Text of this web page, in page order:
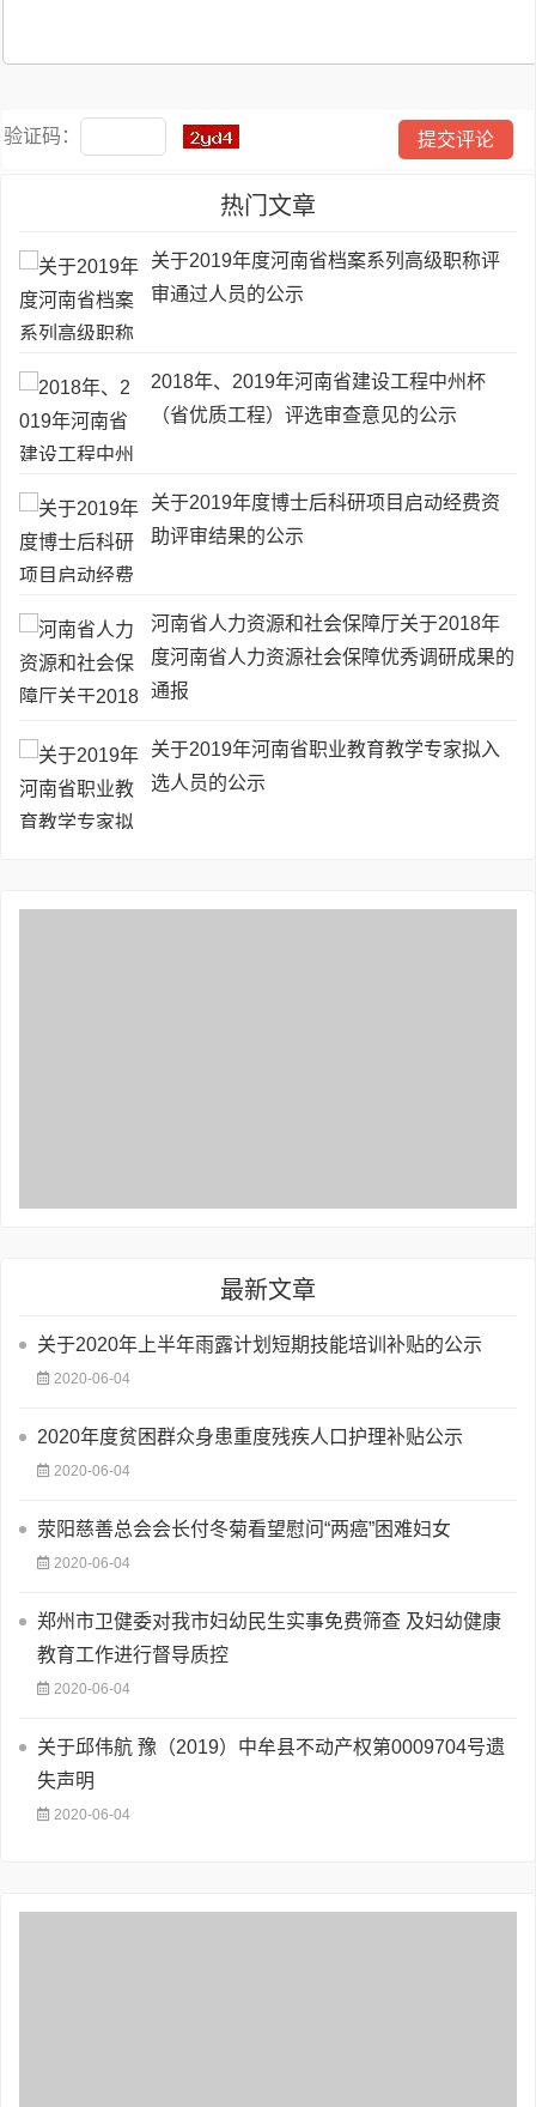
验证码：
热门文章
关于2019年度河南省档案系列高级职称评
审通过人员的公示
2018年、2019年河南省建设工程中州杯
（省优质工程）评选审查意见的公示
关于2019年度博士后科研项目启动经费资
助评审结果的公示
河南省人力资源和社会保障厅关于2018年
度河南省人力资源社会保障优秀调研成果的
通报
关于2019年河南省职业教育教学专家拟入
选人员的公示
最新文章
关于2020年上半年雨露计划短期技能培训补贴的公示
2020-06-04
2020年度贫困群众身患重度残疾人口护理补贴公示
2020-06-04
荥阳慈善总会会长付冬菊看望慰问“两癌”困难妇女
2020-06-04
郑州市卫健委对我市妇幼民生实事免费筛查 及妇幼健康
教育工作进行督导质控
2020-06-04
关于邱伟航 豫（2019）中牟县不动产权第0009704号遗
失声明
2020-06-04